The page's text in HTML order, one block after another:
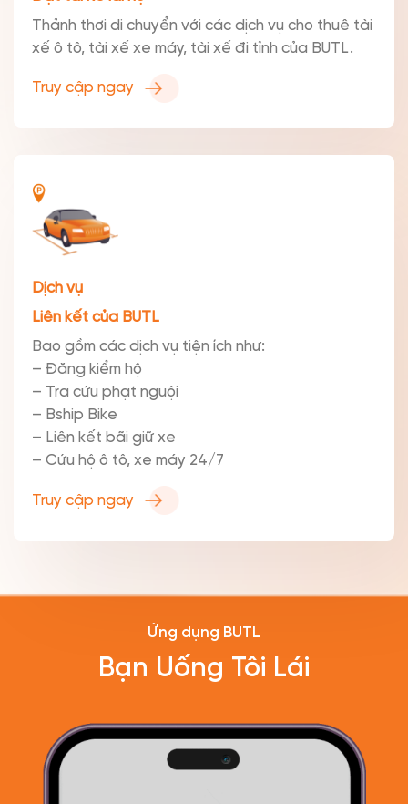
Thảnh thơi di chuyển với các dịch vụ cho thuê tài
xế ô tô, tài xế xe máy, tài xế đi tỉnh của BUTL.
Truy cập ngay
Dịch vụ
Liên kết của BUTL
Bao gồm các dịch vụ tiện ích như:
– Đăng kiểm hộ
– Tra cứu phạt nguội
– Bship Bike
– Liên kết bãi giữ xe
– Cứu hộ ô tô, xe máy 24/7
Truy cập ngay
Ứng dụng BUTL
Bạn Uống Tôi Lái